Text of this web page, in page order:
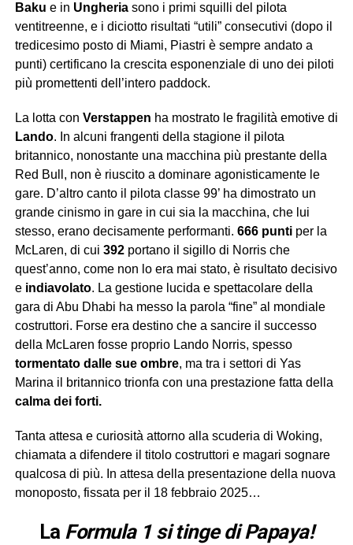
Baku e in Ungheriasono i primi squilli del pilota
ventitreenne, e i diciotto risultati “utili” consecutivi (dopo il
tredicesimo posto di Miami, Piastri è sempre andato a
punti) certificano la crescita esponenziale di uno dei piloti
più promettenti dell’intero paddock.
La lotta con Verstappen ha mostrato le fragilità emotive di
Lando. In alcuni frangenti della stagione il pilota
britannico, nonostante una macchina più prestante della
Red Bull, non è riuscito a dominare agonisticamente le
gare. D’altro canto il pilota classe 99’ ha dimostrato un
grande cinismo in gare in cui sia la macchina, che lui
stesso, erano decisamente performanti. 666 puntiper la
McLaren, di cui 392portano il sigillo di Norris che
quest’anno, come non lo era mai stato, è risultato decisivo
e indiavolato. La gestione lucida e spettacolare della
gara di Abu Dhabi ha messo la parola “fine” al mondiale
costruttori. Forse era destino che a sancire il successo
della McLaren fosse proprio Lando Norris, spesso
tormentato dalle sue ombre, ma tra i settori di Yas
Marina il britannico trionfa con una prestazione fatta della
calma dei forti.
Tanta attesa e curiosità attorno alla scuderia di Woking,
chiamata a difendere il titolo costruttori e magari sognare
qualcosa di più. In attesa della presentazione della nuova
monoposto, fissata per il 18 febbraio 2025…
La Formula 1 si tinge di Papaya!